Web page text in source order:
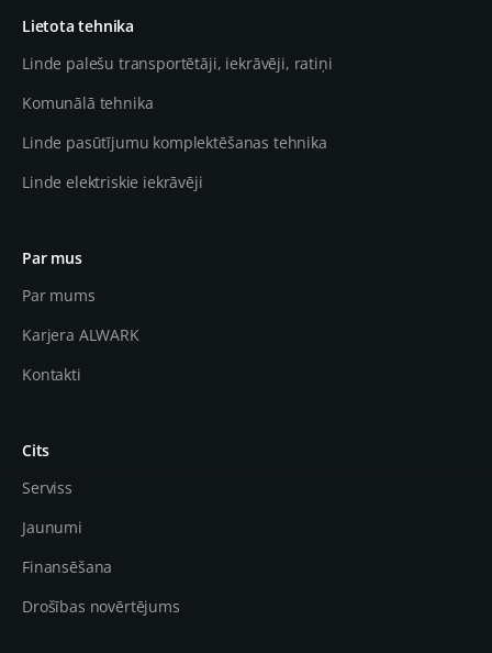
Lietota tehnika
Linde palešu transportētāji, iekrāvēji, ratiņi
Komunālā tehnika
Linde pasūtījumu komplektēšanas tehnika
Linde elektriskie iekrāvēji
Par mus
Par mums
Karjera ALWARK
Kontakti
Cits
Serviss
Jaunumi
Finansēšana
Drošības novērtējums